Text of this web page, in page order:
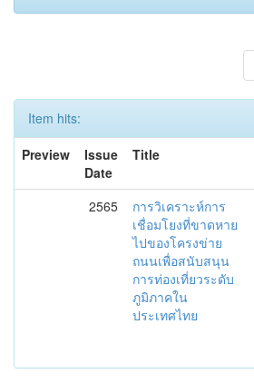
Item hits:
Preview
Issue
Date
Title
2565
การวิเคราะห์การ
เชื่อมโยงที่ขาดหาย
ไปของโครงข่าย
ถนนเพื่อสนับสนุน
การท่องเที่ยวระดับ
ภูมิภาคใน
ประเทศไทย